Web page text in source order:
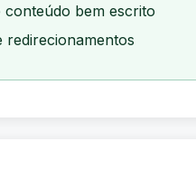
conteúdo bem escrito
redirecionamentos